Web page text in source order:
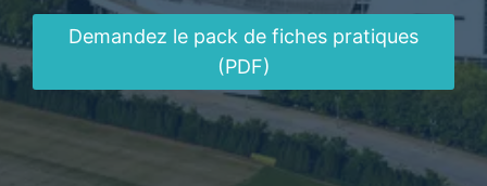
Demandez le pack de fiches pratiques
(PDF)